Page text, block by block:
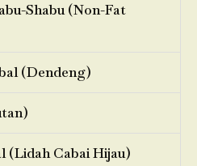
Shabu (Non-Fat
(Dendeng)
(Lidah Cabai Hijau)